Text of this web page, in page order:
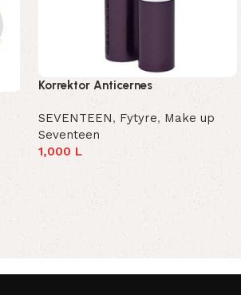
Korrektor Anticernes
SEVENTEEN, Fytyre, Make up
Seventeen
1,000 L